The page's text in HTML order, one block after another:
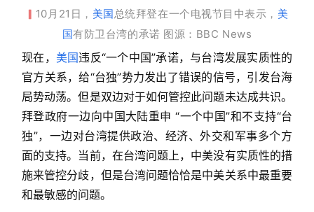
▎ 10月21日， 美国总统拜登在一个电视节目中表示， 美
国有防卫台湾的承诺 图源：BBC News
现在， 美国违反“一个中国”承诺，与台湾发展实质性的
官方关系，给“台独”势力发出了错误的信号，引发台海
局势动荡。但是双边对于如何管控此问题未达成共识。
拜登政府一边向中国大陆重申 “一个中国”和不支持“台
独”，一边对台湾提供政治、经济、外交和军事多个方
面的支持。当前，在台湾问题上，中美没有实质性的措
施来管控分歧，但是台湾问题恰恰是中美关系中最重要
和最敏感的问题。